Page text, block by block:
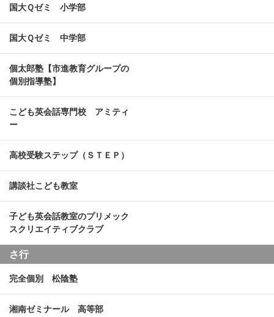
国大Ｑゼミ 小学部
国大Ｑゼミ 中学部
個太郎塾【市進教育グループの
個別指導塾】
こども英会話専門校 アミティ
ー
高校受験ステップ（ＳＴＥＰ）
講談社こども教室
子ども英会話教室のプリメック
スクリエイティブクラブ
さ行
完全個別 松陰塾
湘南ゼミナール 高等部